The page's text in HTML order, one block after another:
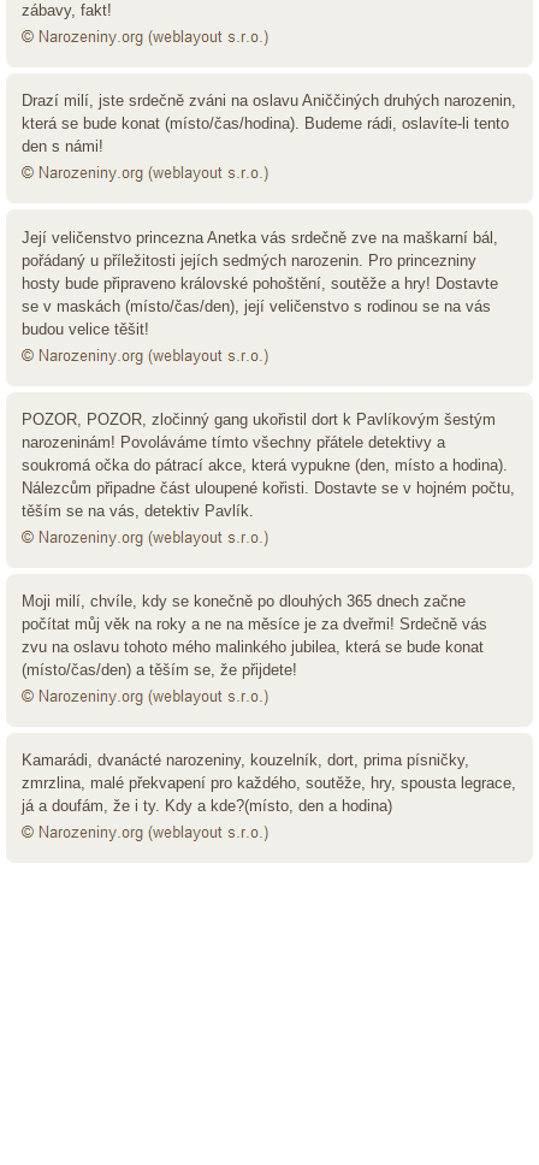
zábavy, fakt!
Drazí milí, jste srdečně zváni na oslavu Aniččiných druhých narozenin,
která se bude konat (místo/čas/hodina). Budeme rádi, oslavíte-li tento
den s námi!
Její veličenstvo princezna Anetka vás srdečně zve na maškarní bál,
pořádaný u příležitosti jejích sedmých narozenin. Pro princezniny
hosty bude připraveno královské pohoštění, soutěže a hry! Dostavte
se v maskách (místo/čas/den), její veličenstvo s rodinou se na vás
budou velice těšit!
POZOR, POZOR, zločinný gang ukořistil dort k Pavlíkovým šestým
narozeninám! Povoláváme tímto všechny přátele detektivy a
soukromá očka do pátrací akce, která vypukne (den, místo a hodina).
Nálezcům připadne část uloupené kořisti. Dostavte se v hojném počtu,
těším se na vás, detektiv Pavlík.
Moji milí, chvíle, kdy se konečně po dlouhých 365 dnech začne
počítat můj věk na roky a ne na měsíce je za dveřmi! Srdečně vás
zvu na oslavu tohoto mého malinkého jubilea, která se bude konat
(místo/čas/den) a těším se, že přijdete!
Kamarádi, dvanácté narozeniny, kouzelník, dort, prima písničky,
zmrzlina, malé překvapení pro každého, soutěže, hry, spousta legrace,
já a doufám, že i ty. Kdy a kde?(místo, den a hodina)